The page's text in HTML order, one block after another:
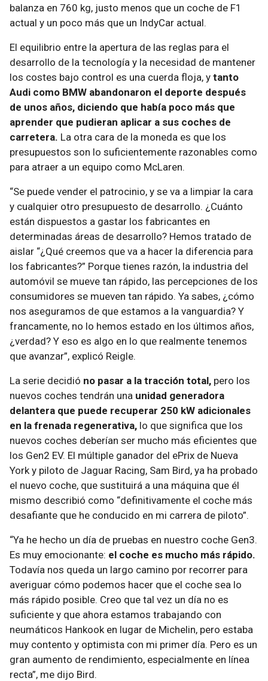
balanza en 760 kg, justo menos que un coche de F1
actual y un poco más que un IndyCar actual.
El equilibrio entre la apertura de las reglas para el
desarrollo de la tecnología y la necesidad de mantener
los costes bajo control es una cuerda floja, y tanto
Audi como BMW abandonaron el deporte después
de unos años, diciendo que había poco más que
aprender que pudieran aplicar a sus coches de
carretera. La otra cara de la moneda es que los
presupuestos son lo suficientemente razonables como
para atraer a un equipo como McLaren.
“Se puede vender el patrocinio, y se va a limpiar la cara
y cualquier otro presupuesto de desarrollo. ¿Cuánto
están dispuestos a gastar los fabricantes en
determinadas áreas de desarrollo? Hemos tratado de
aislar “¿Qué creemos que va a hacer la diferencia para
los fabricantes?” Porque tienes razón, la industria del
automóvil se mueve tan rápido, las percepciones de los
consumidores se mueven tan rápido. Ya sabes, ¿cómo
nos aseguramos de que estamos a la vanguardia? Y
francamente, no lo hemos estado en los últimos años,
¿verdad? Y eso es algo en lo que realmente tenemos
que avanzar”, explicó Reigle.
La serie decidió no pasar a la tracción total, pero los
nuevos coches tendrán una unidad generadora
delantera que puede recuperar 250 kW adicionales
en la frenada regenerativa, lo que significa que los
nuevos coches deberían ser mucho más eficientes que
los Gen2 EV. El múltiple ganador del ePrix de Nueva
York y piloto de Jaguar Racing, Sam Bird, ya ha probado
el nuevo coche, que sustituirá a una máquina que él
mismo describió como “definitivamente el coche más
desafiante que he conducido en mi carrera de piloto”.
“Ya he hecho un día de pruebas en nuestro coche Gen3.
Es muy emocionante: el coche es mucho más rápido.
Todavía nos queda un largo camino por recorrer para
averiguar cómo podemos hacer que el coche sea lo
más rápido posible. Creo que tal vez un día no es
suficiente y que ahora estamos trabajando con
neumáticos Hankook en lugar de Michelin, pero estaba
muy contento y optimista con mi primer día. Pero es un
gran aumento de rendimiento, especialmente en línea
recta”, me dijo Bird.